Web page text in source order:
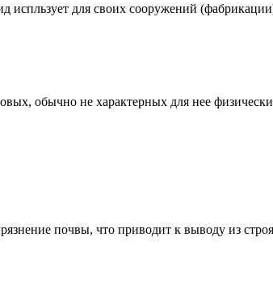
для своих сооружений
обычно не характерных для нее
почвы, что приводит к выводу из